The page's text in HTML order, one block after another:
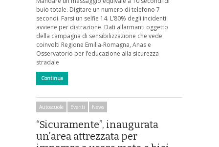
buio totale. Digitare un numero di telefono 7
secondi. Farsi un selfie 14. L’80% degli incidenti
avviene per distrazione. Dati allarmanti oggetto
della campagna di sensibilizzazione che vede
coinvolti Regione Emilia-Romagna, Anas e
Osservatorio per l’educazione alla sicurezza
stradale
Continua
Autoscuole Eventi News
“Sicuramente”, inaugurata
un’area attrezzata per